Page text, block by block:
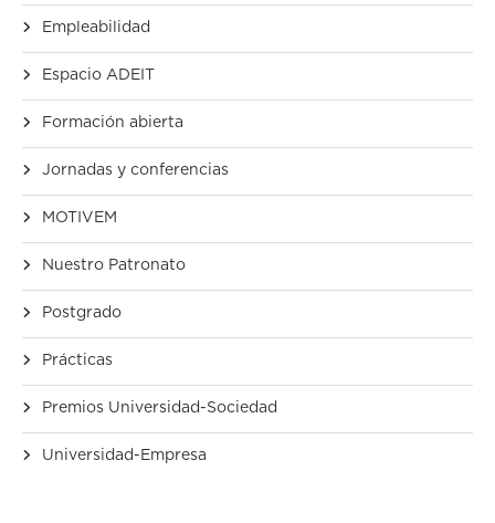
Empleabilidad
Espacio ADEIT
Formación abierta
Jornadas y conferencias
MOTIVEM
Nuestro Patronato
Postgrado
Prácticas
Premios Universidad-Sociedad
Universidad-Empresa